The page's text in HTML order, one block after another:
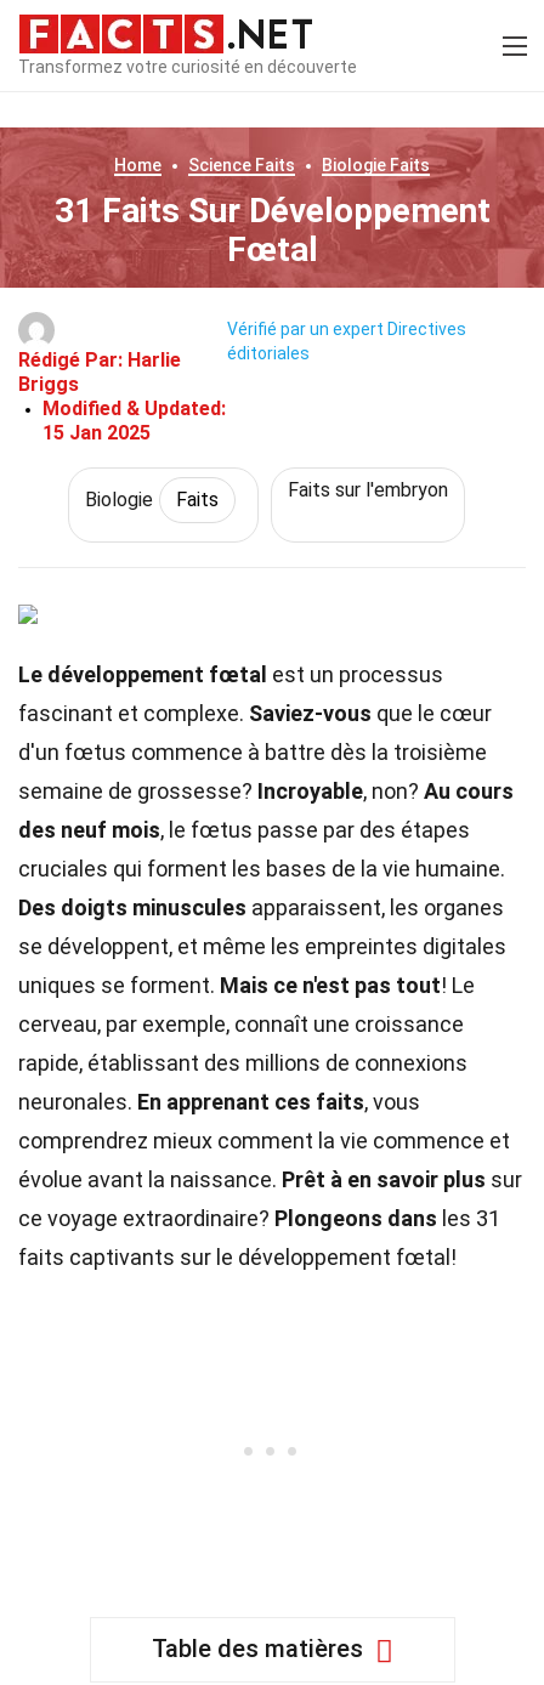
Transformez votre curiosité en découverte
Home Science Faits Biologie Faits
31 Faits Sur Développement
Fœtal
Rédigé Par: Harlie
Briggs
Modified & Updated:
15 Jan 2025
Vérifié par un expert Directives
éditoriales
Biologie Faits Faits sur l'embryon
Le développement fœtal est un processus
fascinant et complexe. Saviez-vous que le cœur
d'un fœtus commence à battre dès la troisième
semaine de grossesse? Incroyable, non? Au cours
des neuf mois, le fœtus passe par des étapes
cruciales qui forment les bases de la vie humaine.
Des doigts minuscules apparaissent, les organes
se développent, et même les empreintes digitales
uniques se forment. Mais ce n'est pas tout! Le
cerveau, par exemple, connaît une croissance
rapide, établissant des millions de connexions
neuronales. En apprenant ces faits, vous
comprendrez mieux comment la vie commence et
évolue avant la naissance. Prêt à en savoir plus sur
ce voyage extraordinaire? Plongeons dans les 31
faits captivants sur le développement fœtal!
Table des matières